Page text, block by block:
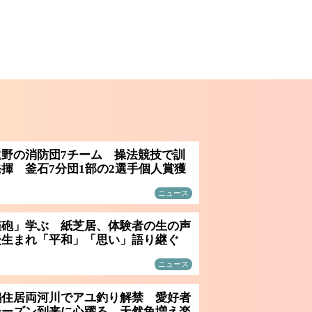
の消防団7チーム 操法競技で訓
釜石7分団1部の2選手個人賞獲
ニュース
」学ぶ 紙芝居、体験者の生の声
まれ「平和」「思い」語り継ぐ
ニュース
居両河川でアユ釣り解禁 愛好者